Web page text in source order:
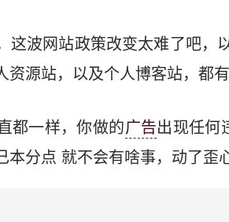
这波网站政策改变太难了吧，
资源站，以及个人博客站，都
都一样，你做的广告出现任何
本分点 就不会有啥事，动了歪